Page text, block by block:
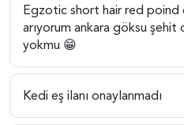
Egzotic short hair red poind
arıyorum ankara göksu şehit
yokmu 😁
Kedi eş ilanı onaylanmadı